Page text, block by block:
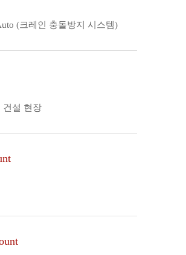
(크레인 충돌방지 시스템)
건설 현장